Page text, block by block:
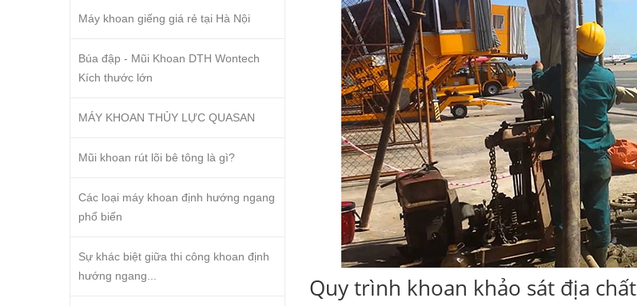
Máy khoan giếng giá rẻ tại Hà Nội
Búa đập - Mũi Khoan DTH Wontech
Kích thước lớn
MÁY KHOAN THỦY LỰC QUASAN
Mũi khoan rút lõi bê tông là gì?
Các loại máy khoan định hướng ngang
phổ biến
Sự khác biệt giữa thi công khoan định
hướng ngang...
Quy trình khoan khảo sát địa chất